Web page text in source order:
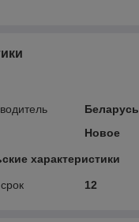
Беларусь
Новое
характеристики
12